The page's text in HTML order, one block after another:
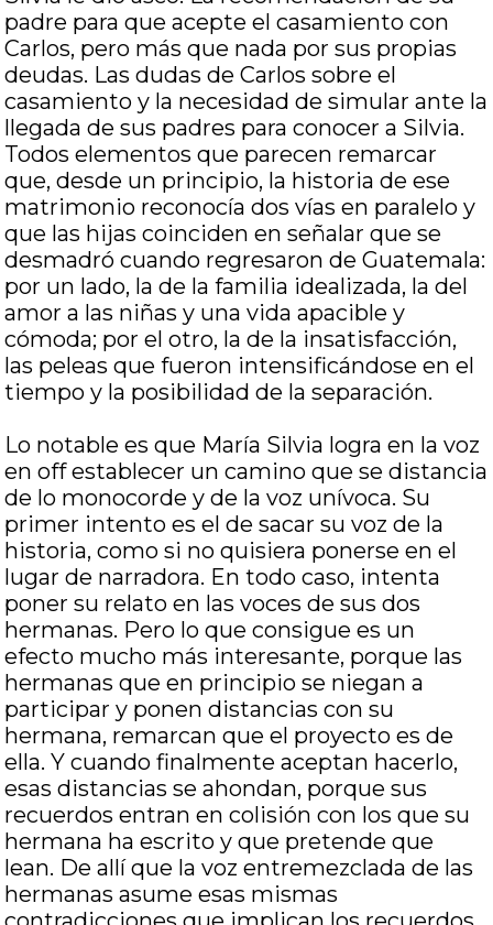
padre para que acepte el casamiento con
Carlos, pero más que nada por sus propias
deudas. Las dudas de Carlos sobre el
casamiento y la necesidad de simular ante la
llegada de sus padres para conocer a Silvia.
Todos elementos que parecen remarcar
que, desde un principio, la historia de ese
matrimonio reconocía dos vías en paralelo y
que las hijas coinciden en señalar que se
desmadró cuando regresaron de Guatemala:
por un lado, la de la familia idealizada, la del
amor a las niñas y una vida apacible y
cómoda; por el otro, la de la insatisfacción,
las peleas que fueron intensificándose en el
tiempo y la posibilidad de la separación.
Lo notable es que María Silvia logra en la voz
en off establecer un camino que se distancia
de lo monocorde y de la voz unívoca. Su
primer intento es el de sacar su voz de la
historia, como si no quisiera ponerse en el
lugar de narradora. En todo caso, intenta
poner su relato en las voces de sus dos
hermanas. Pero lo que consigue es un
efecto mucho más interesante, porque las
hermanas que en principio se niegan a
participar y ponen distancias con su
hermana, remarcan que el proyecto es de
ella. Y cuando finalmente aceptan hacerlo,
esas distancias se ahondan, porque sus
recuerdos entran en colisión con los que su
hermana ha escrito y que pretende que
lean. De allí que la voz entremezclada de las
hermanas asume esas mismas